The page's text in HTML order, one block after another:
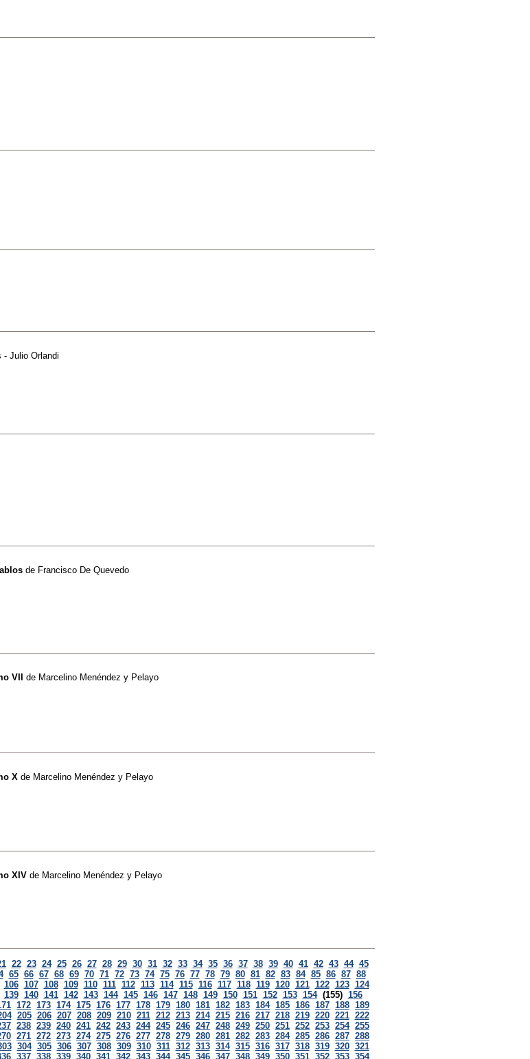
- Julio Orlandi
de Francisco De Quevedo
VII de Marcelino Menéndez y Pelayo
X de Marcelino Menéndez y Pelayo
XIV de Marcelino Menéndez y Pelayo
22 23 24 25 26 27 28 29 30 31 32 33 34 35 36 37 38 39 40 41 42 43 44 45
65 66 67 68 69 70 71 72 73 74 75 76 77 78 79 80 81 82 83 84 85 86 87 88
106 107 108 109 110 111 112 113 114 115 116 117 118 119 120 121 122 123 124
139 140 141 142 143 144 145 146 147 148 149 150 151 152 153 154 (155) 156
172 173 174 175 176 177 178 179 180 181 182 183 184 185 186 187 188 189
205 206 207 208 209 210 211 212 213 214 215 216 217 218 219 220 221 222
238 239 240 241 242 243 244 245 246 247 248 249 250 251 252 253 254 255
271 272 273 274 275 276 277 278 279 280 281 282 283 284 285 286 287 288
304 305 306 307 308 309 310 311 312 313 314 315 316 317 318 319 320 321
337 338 339 340 341 342 343 344 345 346 347 348 349 350 351 352 353 354